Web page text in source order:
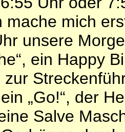
mache mich
unsere
ein Happy
zur
„Go!“, der
Salve